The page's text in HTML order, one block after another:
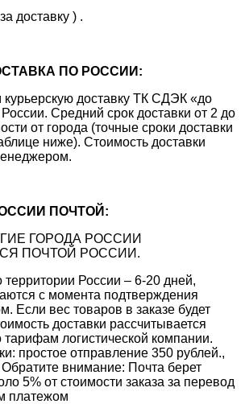
доставку ) .
ПО РОССИИ:
доставку ТК СДЭК «до
Средний срок доставки от 2 до
от города (точные сроки доставки
ниже). Стоимость доставки
ПОЧТОЙ:
ГОРОДА РОССИИ
ПОЧТОЙ РОССИИ.
территории России – 6-20 дней,
с момента подтверждения
Если вес товаров в заказе будет
доставки рассчитывается
тарифам логистической компании.
простое отправление 350 рублей.,
внимание: Почта берет
5% от стоимости заказа за перевод
платежом